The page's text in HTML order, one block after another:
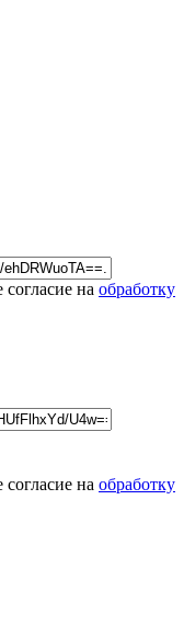
на обработку
на обработку